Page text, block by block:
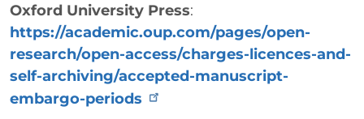
Oxford University Press:
https://academic.oup.com/pages/open-
research/open-access/charges-licences-and-
self-archiving/accepted-manuscript-
embargo-periods